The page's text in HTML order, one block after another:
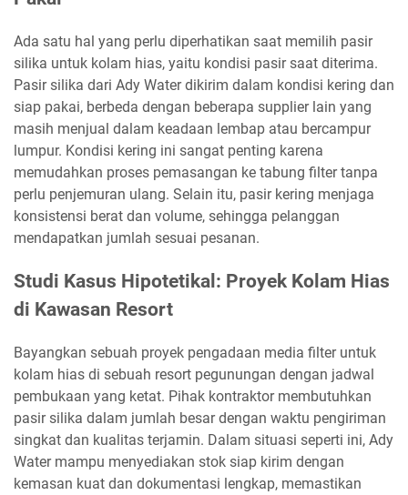
Ada satu hal yang perlu diperhatikan saat memilih pasir
silika untuk kolam hias, yaitu kondisi pasir saat diterima.
Pasir silika dari Ady Water dikirim dalam kondisi kering dan
siap pakai, berbeda dengan beberapa supplier lain yang
masih menjual dalam keadaan lembap atau bercampur
lumpur. Kondisi kering ini sangat penting karena
memudahkan proses pemasangan ke tabung filter tanpa
perlu penjemuran ulang. Selain itu, pasir kering menjaga
konsistensi berat dan volume, sehingga pelanggan
mendapatkan jumlah sesuai pesanan.
Studi Kasus Hipotetikal: Proyek Kolam Hias
di Kawasan Resort
Bayangkan sebuah proyek pengadaan media filter untuk
kolam hias di sebuah resort pegunungan dengan jadwal
pembukaan yang ketat. Pihak kontraktor membutuhkan
pasir silika dalam jumlah besar dengan waktu pengiriman
singkat dan kualitas terjamin. Dalam situasi seperti ini, Ady
Water mampu menyediakan stok siap kirim dengan
kemasan kuat dan dokumentasi lengkap, memastikan